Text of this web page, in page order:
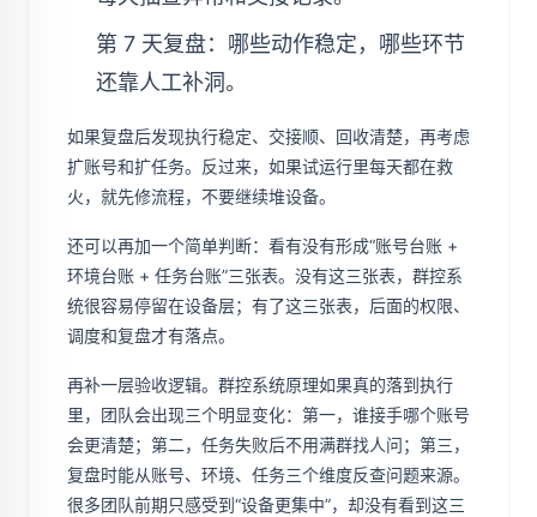
第 7 天复盘：哪些动作稳定，哪些环节
还靠人工补洞。
如果复盘后发现执行稳定、交接顺、回收清楚，再考虑
扩账号和扩任务。反过来，如果试运行里每天都在救
火，就先修流程，不要继续堆设备。
还可以再加一个简单判断：看有没有形成“账号台账 +
环境台账 + 任务台账”三张表。没有这三张表，群控系
统很容易停留在设备层；有了这三张表，后面的权限、
调度和复盘才有落点。
再补一层验收逻辑。群控系统原理如果真的落到执行
里，团队会出现三个明显变化：第一，谁接手哪个账号
会更清楚；第二，任务失败后不用满群找人问；第三，
复盘时能从账号、环境、任务三个维度反查问题来源。
很多团队前期只感受到“设备更集中”，却没有看到这三